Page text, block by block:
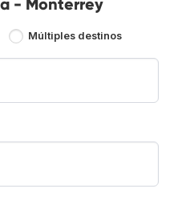
Múltiples destinos